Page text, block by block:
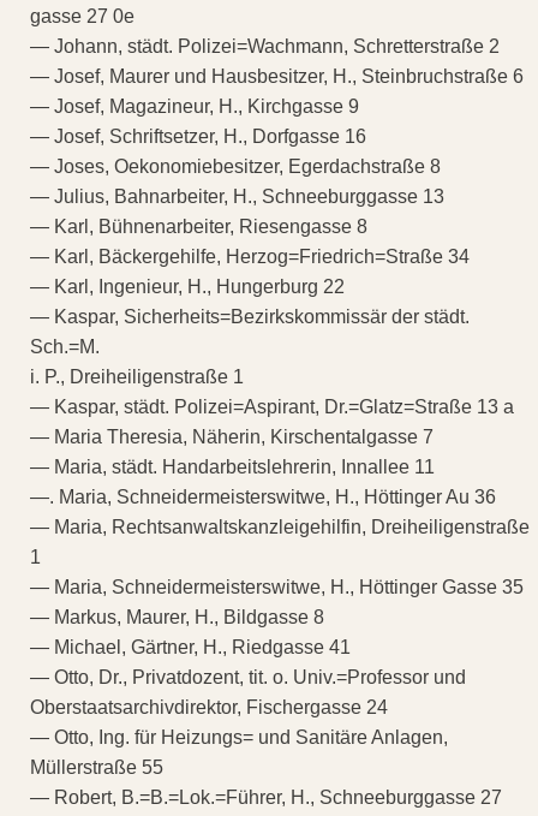
gasse 27 0e
— Johann, städt. Polizei=Wachmann, Schretterstraße 2
— Josef, Maurer und Hausbesitzer, H., Steinbruchstraße 6
— Josef, Magazineur, H., Kirchgasse 9
— Josef, Schriftsetzer, H., Dorfgasse 16
— Joses, Oekonomiebesitzer, Egerdachstraße 8
— Julius, Bahnarbeiter, H., Schneeburggasse 13
— Karl, Bühnenarbeiter, Riesengasse 8
— Karl, Bäckergehilfe, Herzog=Friedrich=Straße 34
— Karl, Ingenieur, H., Hungerburg 22
— Kaspar, Sicherheits=Bezirkskommissär der städt.
Sch.=M.
i. P., Dreiheiligenstraße 1
— Kaspar, städt. Polizei=Aspirant, Dr.=Glatz=Straße 13 a
— Maria Theresia, Näherin, Kirschentalgasse 7
— Maria, städt. Handarbeitslehrerin, Innallee 11
—. Maria, Schneidermeisterswitwe, H., Höttinger Au 36
— Maria, Rechtsanwaltskanzleigehilfin, Dreiheiligenstraße
1
— Maria, Schneidermeisterswitwe, H., Höttinger Gasse 35
— Markus, Maurer, H., Bildgasse 8
— Michael, Gärtner, H., Riedgasse 41
— Otto, Dr., Privatdozent, tit. o. Univ.=Professor und
Oberstaatsarchivdirektor, Fischergasse 24
— Otto, Ing. für Heizungs= und Sanitäre Anlagen,
Müllerstraße 55
— Robert, B.=B.=Lok.=Führer, H., Schneeburggasse 27